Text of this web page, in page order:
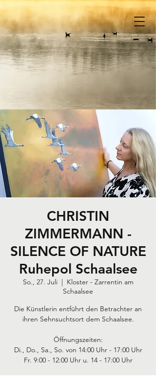
CHRISTIN
ZIMMERMANN -
SILENCE OF NATURE
Ruhepol Schaalsee
So., 27. Juli
  |
Kloster - Zarrentin am
Schaalsee
Die Künstlerin entführt den Betrachter an
ihren Sehnsuchtsort dem Schaalsee.
Öffnungszeiten:
Di., Do., Sa., So. von 14:00 Uhr - 17:00 Uhr
Fr. 9:00 - 12:00 Uhr u. 14 - 17:00 Uhr